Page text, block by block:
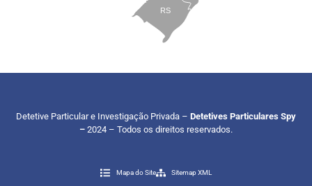
RS
Detetive Particular e Investigação Privada – Detetives Particulares Spy
– 2024 – Todos os direitos reservados.
Mapa do Site Sitemap XML